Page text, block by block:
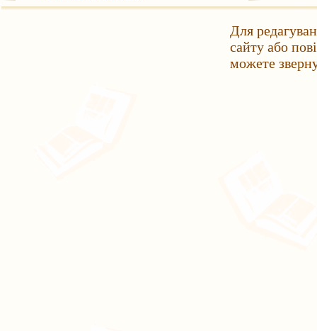
Для
сайту або
можете